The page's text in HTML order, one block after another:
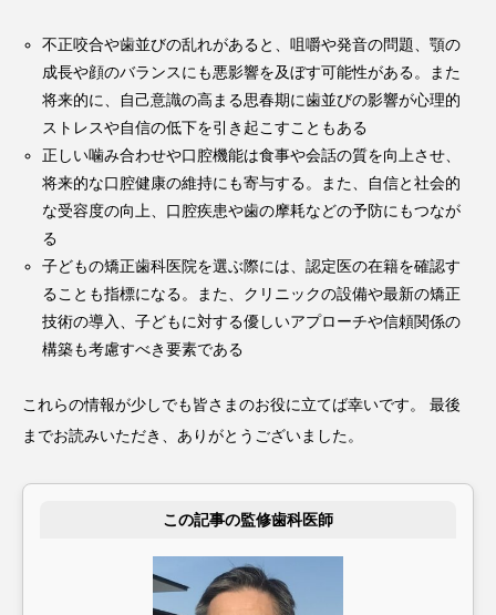
不正咬合や歯並びの乱れがあると、咀嚼や発音の問題、顎の
成長や顔のバランスにも悪影響を及ぼす可能性がある。また
将来的に、自己意識の高まる思春期に歯並びの影響が心理的
ストレスや自信の低下を引き起こすこともある
正しい噛み合わせや口腔機能は食事や会話の質を向上させ、
将来的な口腔健康の維持にも寄与する。また、自信と社会的
な受容度の向上、口腔疾患や歯の摩耗などの予防にもつなが
る
子どもの矯正歯科医院を選ぶ際には、認定医の在籍を確認す
ることも指標になる。また、クリニックの設備や最新の矯正
技術の導入、子どもに対する優しいアプローチや信頼関係の
構築も考慮すべき要素である
これらの情報が少しでも皆さまのお役に立てば幸いです。 最後
までお読みいただき、ありがとうございました。
この記事の監修歯科医師